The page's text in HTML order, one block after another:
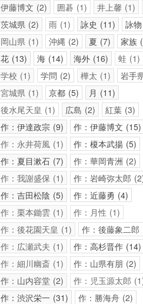
伊藤博文 2 囲碁 1 井上馨 1
茨城県 2 雨 1 詠史 11 詠物
岡山県 1 沖縄 2 夏 7 家族
花 13 海 14 海外 16 蛙 1
学校 1 学問 2 樺太 1 岩手
宮城県 1 京都 5 月
11
後水尾天皇
1 広島 2 紅葉 3
作：伊達政宗 9 作：伊藤博文 15
作：永井荷風 1 作：榎本武揚 5
作：夏目漱石 7 作：華岡青洲 2
作：我謝盛保 1 作：岩崎弥太郎 2
作：吉田松陰 5 作：近藤勇 4
作：栗本鋤雲 1 作：月性 1
作：後花園天皇
1 作：後藤象二郎
作：広瀬武夫 1 作：高杉晋作 14
作：細川幽斎 1 作：山県有朋 2
作：山内容堂 2 作：児玉源太郎 1
作：渋沢栄一 31 作：勝海舟 2